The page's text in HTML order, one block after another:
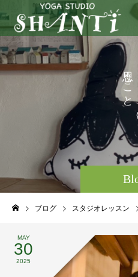
う
こ
と
な
ブログ スタジオレッスン
MAY
30
2025